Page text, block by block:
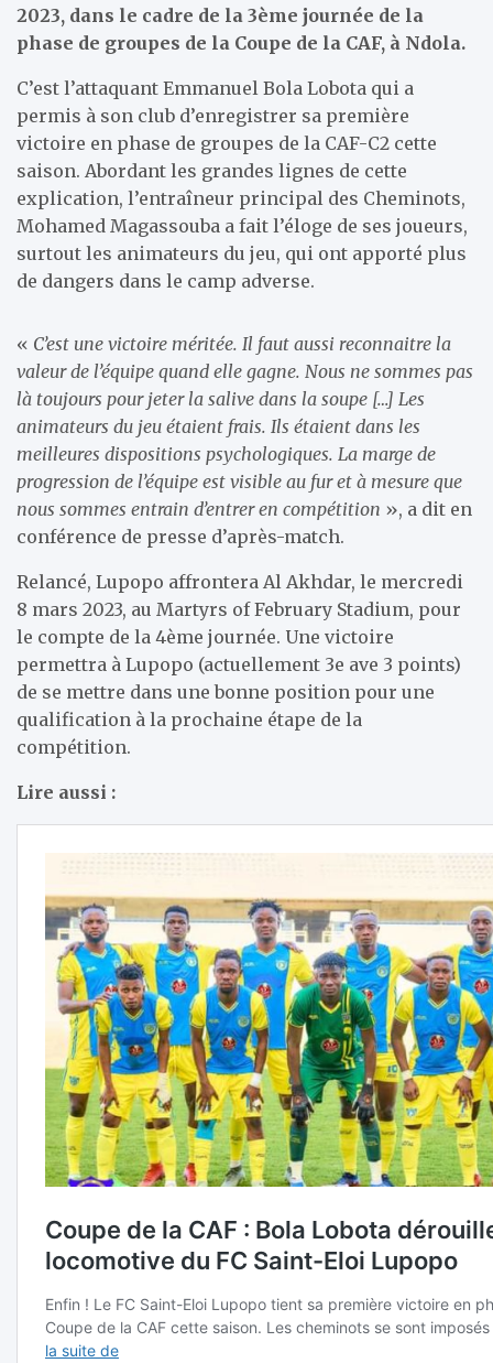
2023, dans le cadre de la 3ème journée de la
phase de groupes de la Coupe de la CAF, à Ndola.
C’est l’attaquant Emmanuel Bola Lobota qui a
permis à son club d’enregistrer sa première
victoire en phase de groupes de la CAF-C2 cette
saison. Abordant les grandes lignes de cette
explication, l’entraîneur principal des Cheminots,
Mohamed Magassouba a fait l’éloge de ses joueurs,
surtout les animateurs du jeu, qui ont apporté plus
de dangers dans le camp adverse.
« C’est une victoire méritée. Il faut aussi reconnaitre la
valeur de l’équipe quand elle gagne. Nous ne sommes pas
là toujours pour jeter la salive dans la soupe […] Les
animateurs du jeu étaient frais. Ils étaient dans les
meilleures dispositions psychologiques. La marge de
progression de l’équipe est visible au fur et à mesure que
nous sommes entrain d’entrer en compétition », a dit en
conférence de presse d’après-match.
Relancé, Lupopo affrontera Al Akhdar, le mercredi
8 mars 2023, au Martyrs of February Stadium, pour
le compte de la 4ème journée. Une victoire
permettra à Lupopo (actuellement 3e ave 3 points)
de se mettre dans une bonne position pour une
qualification à la prochaine étape de la
compétition.
Lire aussi :